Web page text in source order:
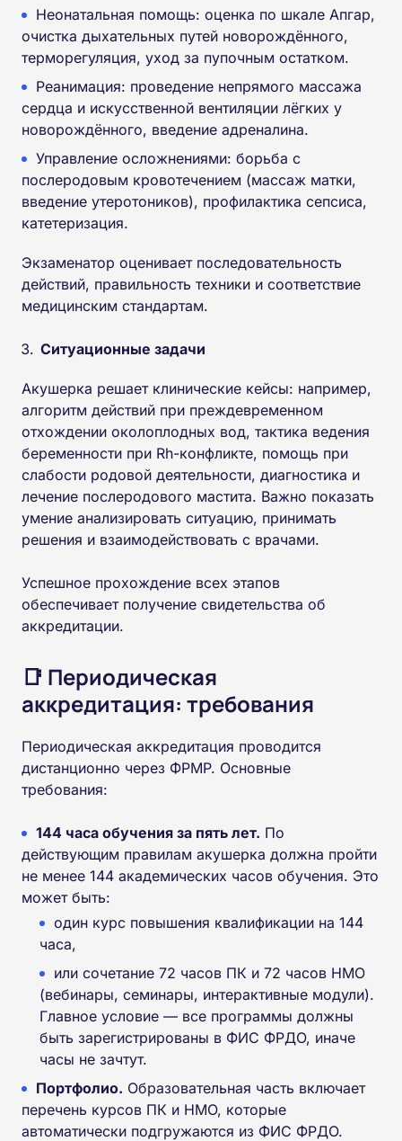
Неонатальная помощь: оценка по шкале Апгар,
очистка дыхательных путей новорождённого,
терморегуляция, уход за пупочным остатком.
Реанимация: проведение непрямого массажа
сердца и искусственной вентиляции лёгких у
новорождённого, введение адреналина.
Управление осложнениями: борьба с
послеродовым кровотечением (массаж матки,
введение утеротоников), профилактика сепсиса,
катетеризация.
Экзаменатор оценивает последовательность
действий, правильность техники и соответствие
медицинским стандартам.
Ситуационные задачи
Акушерка решает клинические кейсы: например,
алгоритм действий при преждевременном
отхождении околоплодных вод, тактика ведения
беременности при Rh-конфликте, помощь при
слабости родовой деятельности, диагностика и
лечение послеродового мастита. Важно показать
умение анализировать ситуацию, принимать
решения и взаимодействовать с врачами.
Успешное прохождение всех этапов
обеспечивает получение свидетельства об
аккредитации.
📑 Периодическая
аккредитация: требования
Периодическая аккредитация проводится
дистанционно через ФРМР. Основные
требования:
144 часа обучения за пять лет. По
действующим правилам акушерка должна пройти
не менее 144 академических часов обучения. Это
может быть:
один курс повышения квалификации на 144
часа,
или сочетание 72 часов ПК и 72 часов НМО
(вебинары, семинары, интерактивные модули).
Главное условие — все программы должны
быть зарегистрированы в ФИС ФРДО, иначе
часы не зачтут.
Портфолио. Образовательная часть включает
перечень курсов ПК и НМО, которые
автоматически подгружаются из ФИС ФРДО.